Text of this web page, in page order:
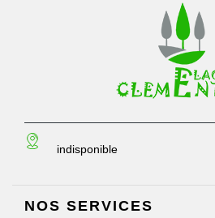
indisponible
NOS SERVICES